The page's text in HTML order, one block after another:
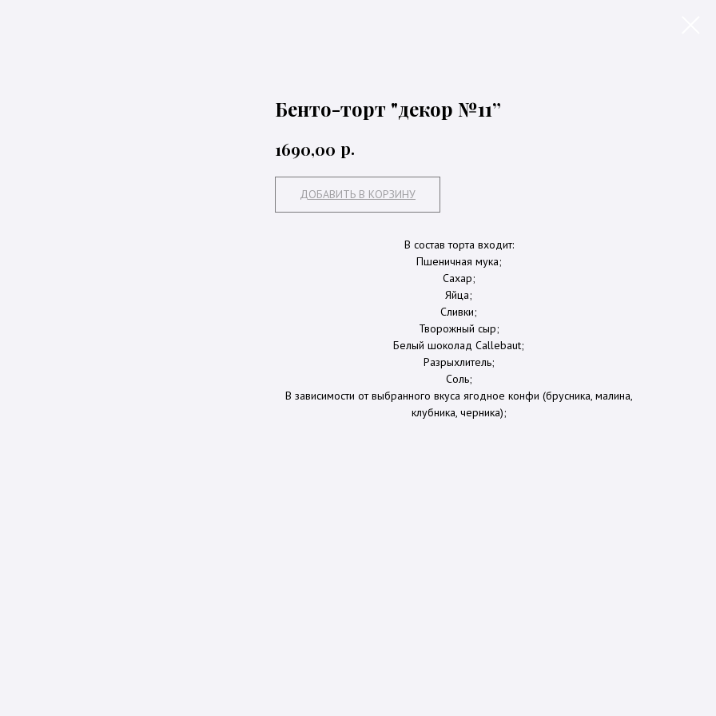
Бенто-торт "декор №11”
1690,00 р.
ДОБАВИТЬ В КОРЗИНУ
В состав торта входит:
Пшеничная мука;
Сахар;
Яйца;
Сливки;
Творожный сыр;
Белый шоколад Callebaut;
Разрыхлитель;
Соль;
В зависимости от выбранного вкуса ягодное конфи (брусника, малина,
клубника, черника);